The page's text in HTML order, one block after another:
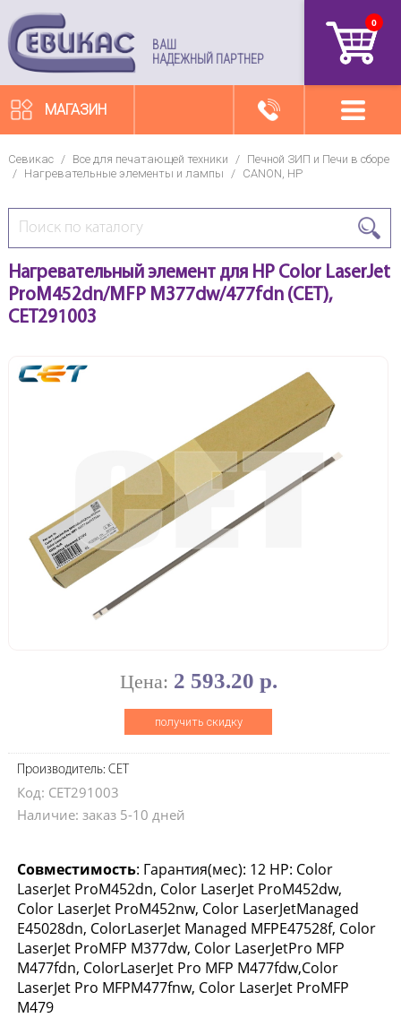
ВАШ
НАДЕЖНЫЙ ПАРТНЕР
0
МАГАЗИН
Севикас / Все для печатающей техники /
Печной ЗИП и Печи в сборе
/
Нагревательные элементы и лампы / CANON, HP
Нагревательный элемент для HP Color LaserJet
ProM452dn/MFP M377dw/477fdn (CET),
CET291003
Цена: 2 593.20 р.
получить скидку
Производитель: CET
Код: CET291003
Наличие: заказ 5-10 дней
Совместимость: Гарантия(мес): 12 HP: Color
LaserJet ProM452dn, Color LaserJet ProM452dw,
Color LaserJet ProM452nw, Color LaserJetManaged
E45028dn, ColorLaserJet Managed MFPE47528f, Color
LaserJet ProMFP M377dw, Color LaserJetPro MFP
M477fdn, ColorLaserJet Pro MFP M477fdw,Color
LaserJet Pro MFPM477fnw, Color LaserJet ProMFP
M479